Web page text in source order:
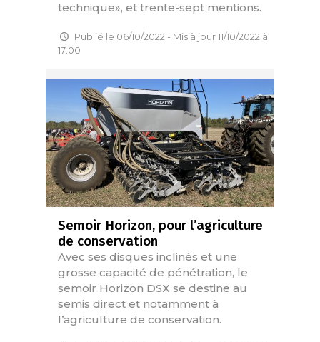
technique», et trente-sept mentions.
Publié le 06/10/2022 - Mis à jour 11/10/2022 à
17:00
Semoir Horizon, pour l’agriculture
de conservation
Avec ses disques inclinés et une
grosse capacité de pénétration, le
semoir Horizon DSX se destine au
semis direct et notamment à
l’agriculture de conservation.